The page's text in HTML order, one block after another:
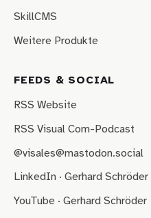
SkillCMS
Weitere Produkte
FEEDS & SOCIAL
RSS Website
RSS Visual Com-Podcast
@visales@mastodon.social
LinkedIn · Gerhard Schröder
YouTube · Gerhard Schröder